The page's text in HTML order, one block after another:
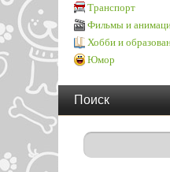
Транспорт
Фильмы и
Хобби и
Юмор
Поиск